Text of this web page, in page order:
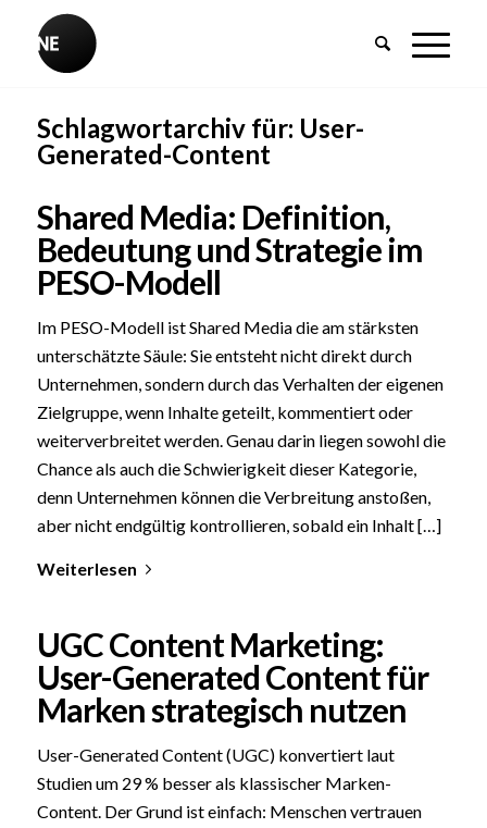
Schlagwortarchiv für: User-
Generated-Content
Shared Media: Definition,
Bedeutung und Strategie im
PESO-Modell
Im PESO-Modell ist Shared Media die am stärksten
unterschätzte Säule: Sie entsteht nicht direkt durch
Unternehmen, sondern durch das Verhalten der eigenen
Zielgruppe, wenn Inhalte geteilt, kommentiert oder
weiterverbreitet werden. Genau darin liegen sowohl die
Chance als auch die Schwierigkeit dieser Kategorie,
denn Unternehmen können die Verbreitung anstoßen,
aber nicht endgültig kontrollieren, sobald ein Inhalt […]
Weiterlesen
UGC Content Marketing:
User-Generated Content für
Marken strategisch nutzen
User-Generated Content (UGC) konvertiert laut
Studien um 29 % besser als klassischer Marken-
Content. Der Grund ist einfach: Menschen vertrauen